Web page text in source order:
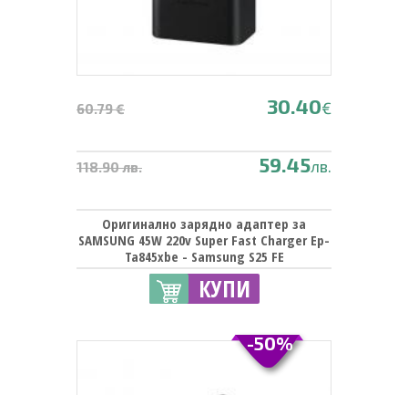
60.79 € 30.40€
118.90 лв. 59.45лв.
Оригинално зарядно адаптер за
SAMSUNG 45W 220v Super Fast Charger Ep-
Ta845xbe - Samsung S25 FE
КУПИ
-50%